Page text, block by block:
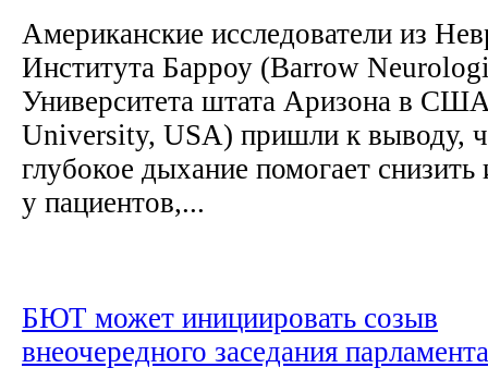
Американские исследователи из
Института Барроу (Barrow
Университета штата Аризона в
University, USA) пришли к выводу,
глубокое дыхание помогает снизить
у пациентов,...
БЮТ может инициировать созыв
внеочередного заседания парламента